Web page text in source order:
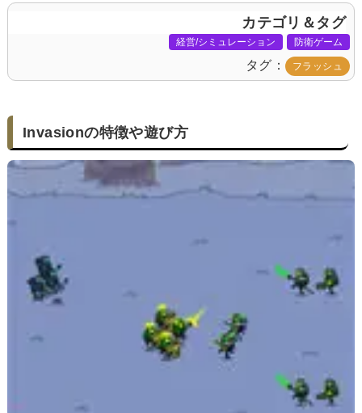
カテゴリ＆タグ
経営/シミュレーション 防衛ゲーム
タグ フラッシュ
Invasionの特徴や遊び方